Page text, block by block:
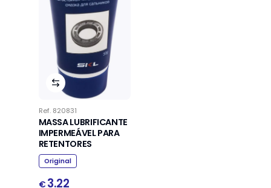
Ref. 820831
MASSA LUBRIFICANTE
IMPERMEÁVEL PARA
RETENTORES
Original
€ 3.22